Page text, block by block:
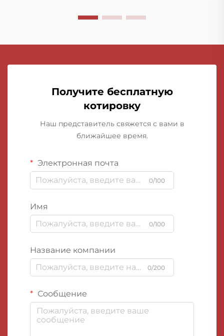
Получите бесплатную
котировку
Наш представитель свяжется с вами в
ближайшее время.
Электронная почта
0/100
Имя
0/100
Название компании
0/200
Сообщение